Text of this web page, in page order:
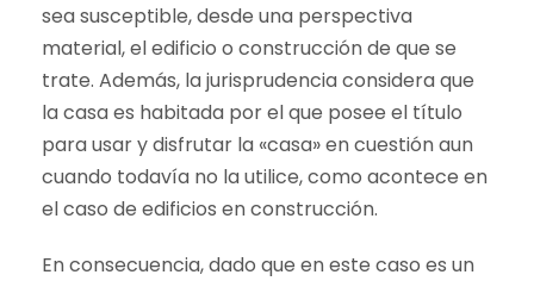
sea susceptible, desde una perspectiva
material, el edificio o construcción de que se
trate. Además, la jurisprudencia considera que
la casa es habitada por el que posee el título
para usar y disfrutar la «casa» en cuestión aun
cuando todavía no la utilice, como acontece en
el caso de edificios en construcción.
En consecuencia, dado que en este caso es un